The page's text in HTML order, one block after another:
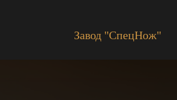
Завод "СпецНож"